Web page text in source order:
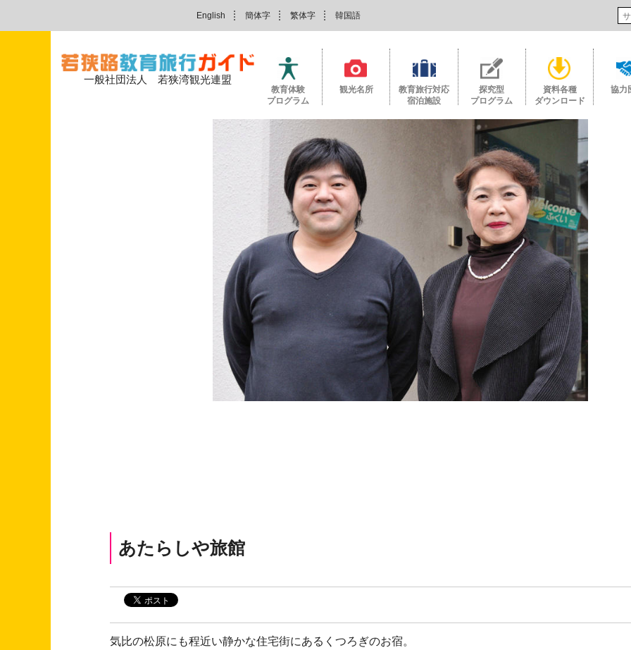
English 簡体字 繁体字 韓国語
一般社団法人 若狭湾観光連盟
教育体験
プログラム
観光名所
教育旅行対応
宿泊施設
探究型
プログラム
資料各種
ダウンロード
協力
あたらしや旅館
気比の松原にも程近い静かな住宅街にあるくつろぎのお宿。